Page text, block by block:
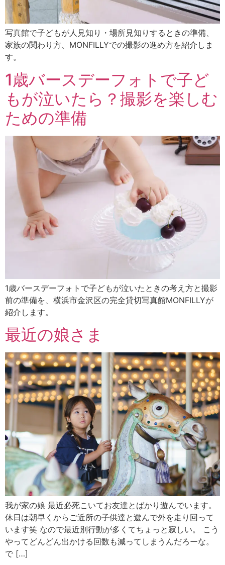
写真館で子どもが人見知り・場所見知りするときの準備、
家族の関わり方、MONFILLYでの撮影の進め方を紹介しま
す。
1歳バースデーフォトで子ど
もが泣いたら？撮影を楽しむ
ための準備
1歳バースデーフォトで子どもが泣いたときの考え方と撮影
前の準備を、横浜市金沢区の完全貸切写真館MONFILLYが
紹介します。
最近の娘さま
我が家の娘 最近必死こいてお友達とばかり遊んでいます。
休日は朝早くからご近所の子供達と遊んで外を走り回って
います笑 なので最近別行動が多くてちょっと寂しい。 こう
やってどんどん出かける回数も減ってしまうんだろーな。
で […]